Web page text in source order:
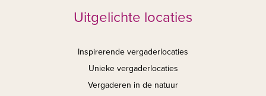
Uitgelichte locaties
Inspirerende vergaderlocaties
Unieke vergaderlocaties
Vergaderen in de natuur